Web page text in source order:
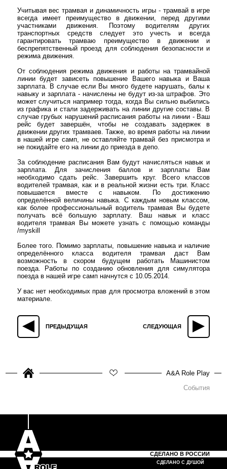
Учитывая вес трамвая и динамичность игры - трамвай в игре
всегда имеет преимущество в движении, перед другими
участниками движения. Поэтому водителям других
транспортных средств следует это учесть и всегда
гарантировать трамваю преимущество в движении и
беспрепятственный проезд для соблюдения безопасности и
режима движения.
От соблюдения режима движения и работы на трамвайной
линии будет зависеть повышение Вашего навыка и Ваша
зарплата. В случае если Вы много будете нарушать, балы к
навыку и зарплата - начислены не будут из-за штрафов. Это
может случиться например тогда, когда Вы сильно выбились
из графика и стали задерживать на линии другие составы. В
случае грубых нарушений расписания работы на линии - Ваш
рейс будет завершён, чтобы не создавать задержек в
движении других трамваев. Также, во время работы на линии
в нашей игре самп, не оставляйте трамвай без присмотра и
не покидайте его на линии до приезда в депо.
За соблюдение расписания Вам будут начисляться навык и
зарплата. Для зачисления баллов и зарплаты Вам
необходимо сдать рейс. Завершить круг. Всего классов
водителей трамвая, как и в реальной жизни есть три. Класс
повышается вместе с навыком. По достижению
определённой величины навыка. С каждым новым классом,
как более профессиональный водитель трамвая Вы будете
получать всё большую зарплату. Ваш навык и класс
водителя трамвая Вы можете узнать с помощью команды
/myskill
Более того. Помимо зарплаты, повышение навыка и наличие
определённого класса водителя трамвая даст Вам
возможность в скором будущем работать Машинистом
поезда. Работы по созданию обновления для симулятора
поезда в нашей игре самп начнутся c 10.05.2014.
У вас нет необходимых прав для просмотра вложений в этом
материале.
ПРЕДЫДУЩАЯ СЛЕДУЮЩАЯ
A&A Role Play
События
СДЕЛАНО В РОССИИ
СДЕЛАНО С ДУШОЙ